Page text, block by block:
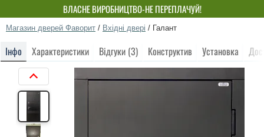
ВЛАСНЕ ВИРОБНИЦТВО-НЕ ПЕРЕПЛАЧУЙ!
Магазин дверей Фаворит / Вхідні двері / Галант
Інфо Характеристики Відгуки (3) Конструктив Установка